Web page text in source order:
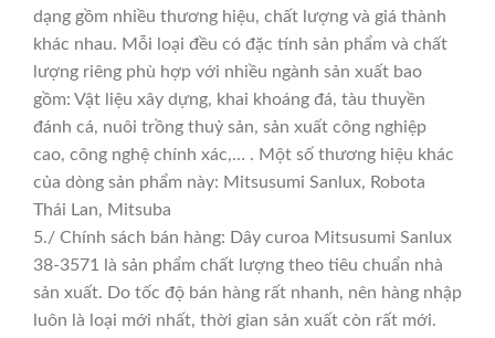
dạng gồm nhiều thương hiệu, chất lượng và giá thành
khác nhau. Mỗi loại đều có đặc tính sản phẩm và chất
lượng riêng phù hợp với nhiều ngành sản xuất bao
gồm: Vật liệu xây dựng, khai khoáng đá, tàu thuyền
đánh cá, nuôi trồng thuỷ sản, sản xuất công nghiệp
cao, công nghệ chính xác,… . Một số thương hiệu khác
của dòng sản phẩm này: Mitsusumi Sanlux, Robota
Thái Lan, Mitsuba
5./ Chính sách bán hàng: Dây curoa Mitsusumi Sanlux
38-3571 là sản phẩm chất lượng theo tiêu chuẩn nhà
sản xuất. Do tốc độ bán hàng rất nhanh, nên hàng nhập
luôn là loại mới nhất, thời gian sản xuất còn rất mới.